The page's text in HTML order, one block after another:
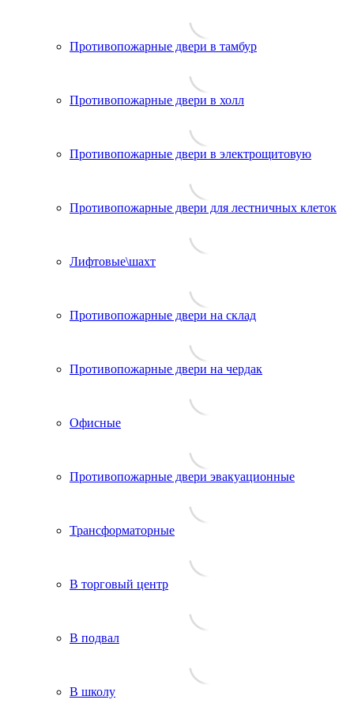
Противопожарные двери в тамбур
Противопожарные двери в холл
Противопожарные двери в электрощитовую
Противопожарные двери для лестничных клеток
Лифтовые\шахт
Противопожарные двери на склад
Противопожарные двери на чердак
Офисные
Противопожарные двери эвакуационные
Трансформаторные
В торговый центр
В подвал
В школу